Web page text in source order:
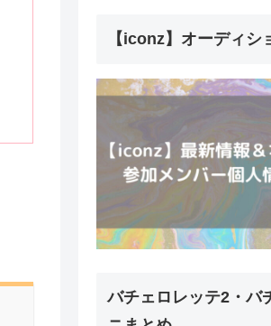
【iconz】オーディシ
バチェロレッテ2・バ